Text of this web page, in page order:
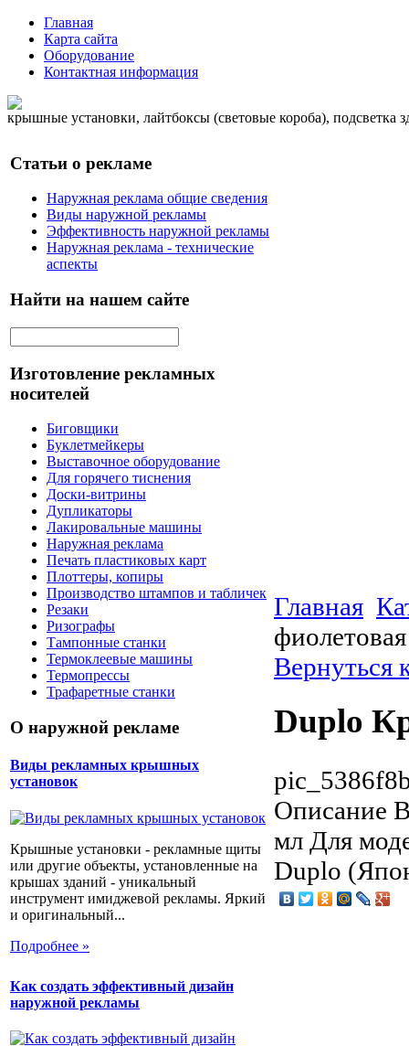
Главная
Карта сайта
Оборудование
Контактная информация
крышные установки, лайтбоксы (световые короба), подсветка
Статьи о рекламе
Наружная реклама общие сведения
Виды наружной рекламы
Эффективность наружной рекламы
Наружная реклама - технические
аспекты
Найти на нашем сайте
Изготовление рекламных
носителей
Биговщики
Буклетмейкеры
Выставочное оборудование
Для горячего тиснения
Доски-витрины
Дупликаторы
Лакировальные машины
Наружная реклама
Печать пластиковых карт
Плоттеры, копиры
Производство штампов и табличек
Резаки
Ризографы
Тампонные станки
Термоклеевые машины
Термопрессы
Трафаретные станки
О наружной рекламе
Виды рекламных крышных
установок
Крышные установки - рекламные щиты
или другие объекты, установленные на
крышах зданий - уникальный
инструмент имиджевой рекламы. Яркий
и оригинальный...
Подробнее »
Как создать эффективный дизайн
наружной рекламы
Главная
Вернуться
Duplo
Описание
мл Для
Duplo